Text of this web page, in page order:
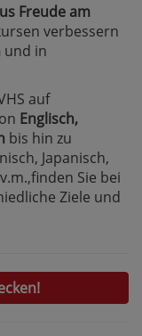
Freude am
verbessern
und in
auf
Englisch,
bis hin zu
Japanisch,
Sie bei
Ziele und